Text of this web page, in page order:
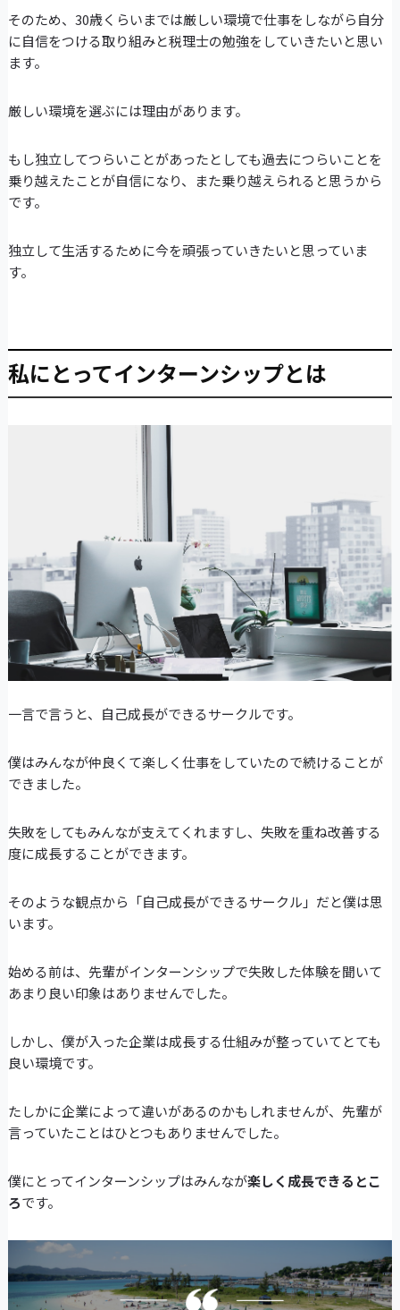
そのため、30歳くらいまでは厳しい環境で仕事をしながら自分
に自信をつける取り組みと税理士の勉強をしていきたいと思い
ます。
厳しい環境を選ぶには理由があります。
もし独立してつらいことがあったとしても過去につらいことを
乗り越えたことが自信になり、また乗り越えられると思うから
です。
独立して生活するために今を頑張っていきたいと思っていま
す。
私にとってインターンシップとは
一言で言うと、自己成長ができるサークルです。
僕はみんなが仲良くて楽しく仕事をしていたので続けることが
できました。
失敗をしてもみんなが支えてくれますし、失敗を重ね改善する
度に成長することができます。
そのような観点から「自己成長ができるサークル」だと僕は思
います。
始める前は、先輩がインターンシップで失敗した体験を聞いて
あまり良い印象はありませんでした。
しかし、僕が入った企業は成長する仕組みが整っていてとても
良い環境です。
たしかに企業によって違いがあるのかもしれませんが、先輩が
言っていたことはひとつもありませんでした。
僕にとってインターンシップはみんなが楽しく成長できるとこ
ろです。